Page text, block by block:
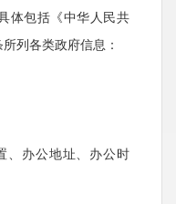
体包括《中华人民共
列各类政府信息：
、办公地址、办公时